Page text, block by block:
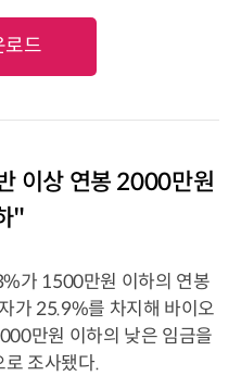
로드
이상 연봉 2000만원
"
가 1500만원 이하의 연봉
가 25.9%를 차지해 바이오
만원 이하의 낮은 임금을
로 조사됐다.